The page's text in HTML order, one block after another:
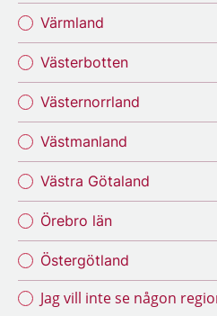
Värmland
Västerbotten
Västernorrland
Västmanland
Västra Götaland
Örebro län
Östergötland
Jag vill inte se någon